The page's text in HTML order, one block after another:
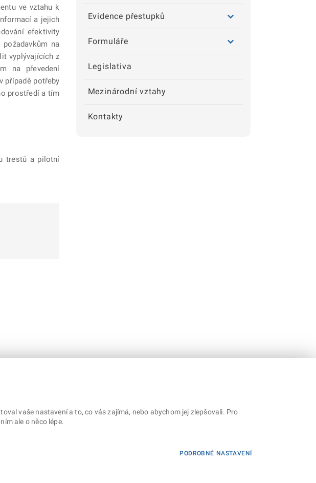
ve vztahu k
a jejich
efektivity
na
vyplývajících z
na převedení
případě potřeby
prostředí a tím
trestů a pilotní
Evidence přestupků
Formuláře
Legislativa
Mezinárodní vztahy
Kontakty
vaše nastavení a to, co vás zajímá, nebo abychom jej zlepšovali. Pro
ale o něco lépe.
PODROBNÉ NASTAVENÍ